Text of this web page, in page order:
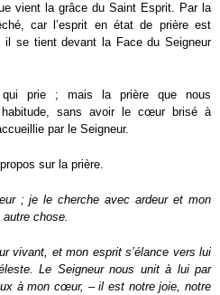
vient la grâce du Saint Esprit. Par la
car l’esprit en état de prière est
il se tient devant la Face du Seigneur
prie ; mais la prière que nous
habitude, sans avoir le cœur brisé à
par le Seigneur.
sur la prière.
; je le cherche avec ardeur et mon
chose.
vivant, et mon esprit s’élance vers lui
Le Seigneur nous unit à lui par
à mon cœur, – il est notre joie, notre